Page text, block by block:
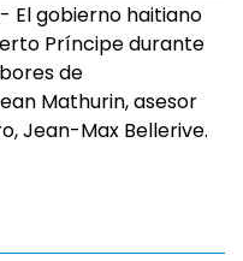
El gobierno haitiano
Príncipe durante
de
Mathurin, asesor
Jean-Max Bellerive.